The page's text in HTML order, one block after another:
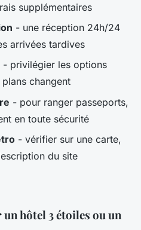
supplémentaires
- une réception 24h/24
arrivées tardives
- privilégier les options
changent
- pour ranger passeports,
en toute sécurité
- vérifier sur une carte,
du site
hôtel 3 étoiles ou un